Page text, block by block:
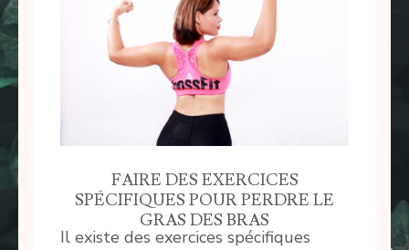
FAIRE DES EXERCICES
SPÉCIFIQUES POUR PERDRE LE
GRAS DES BRAS
Il existe des exercices spécifiques